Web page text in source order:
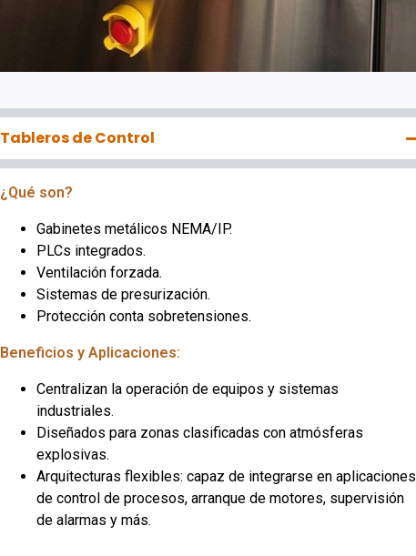
Tableros de Control
¿Qué son?
Gabinetes metálicos NEMA/IP.
PLCs integrados.
Ventilación forzada.
Sistemas de presurización.
Protección conta sobretensiones.
Beneficios y Aplicaciones:
Centralizan la operación de equipos y sistemas
industriales.
Diseñados para zonas clasificadas con atmósferas
explosivas.
Arquitecturas flexibles: capaz de integrarse en aplicaciones
de control de procesos, arranque de motores, supervisión
de alarmas y más.